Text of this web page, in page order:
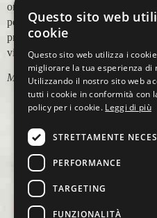
organizzazione
perfetta,dalla
prenotazione,mesi prima,al
viaggio.
Marco Ceseri
Questo sito web
cookie
Questo sito web utilizza i
migliorare la tua esperienza di
Utilizzando il nostro sito web
tutti i cookie in conformità con
policy per i cookie. Leggi di più
STRETTAMENTE
PERFORMANCE
TARGETING
FUNZIONALITÀ